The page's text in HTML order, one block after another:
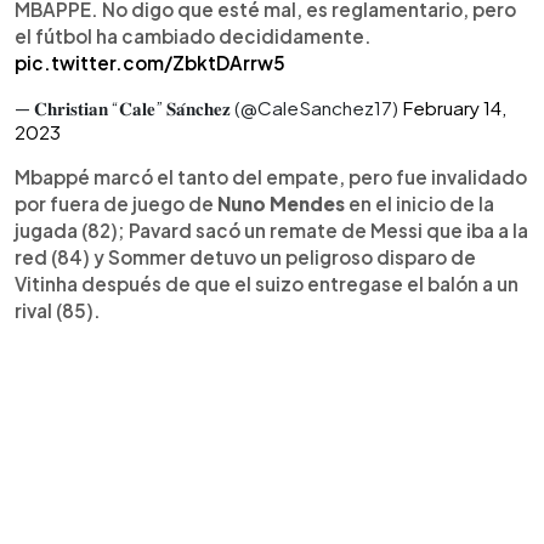
MBAPPÉ. No digo que esté mal, es reglamentario, pero
el fútbol ha cambiado decididamente.
pic.twitter.com/ZbktDArrw5
— 𝐂𝐡𝐫𝐢𝐬𝐭𝐢𝐚𝐧 “𝐂𝐚𝐥𝐞” 𝐒𝐚́𝐧𝐜𝐡𝐞𝐳 (@CaleSanchez17) February 14,
2023
Mbappé marcó el tanto del empate, pero fue invalidado
por fuera de juego de Nuno Mendes en el inicio de la
jugada (82); Pavard sacó un remate de Messi que iba a la
red (84) y Sommer detuvo un peligroso disparo de
Vitinha después de que el suizo entregase el balón a un
rival (85).